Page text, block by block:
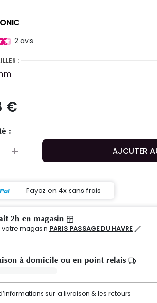
2 avis
:
€
:
AJOUTER
Payez en 4x sans frais
2h en magasin
votre magasin PARIS PASSAGE DU HAVRE
à domicile ou en point relais
sur la livraison & les retours